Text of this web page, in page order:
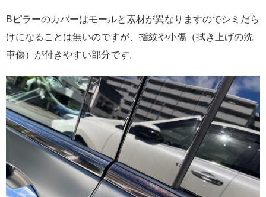
Bピラーのカバーはモールと素材が異なりますのでシミだら
けになることは無いのですが、指紋や小傷（拭き上げの洗
車傷）が付きやすい部分です。